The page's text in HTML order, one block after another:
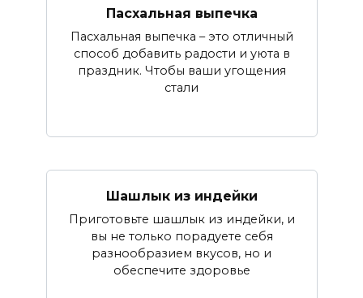
Пасхальная выпечка
Пасхальная выпечка – это отличный
способ добавить радости и уюта в
праздник. Чтобы ваши угощения
стали
Шашлык из индейки
Приготовьте шашлык из индейки, и
вы не только порадуете себя
разнообразием вкусов, но и
обеспечите здоровье